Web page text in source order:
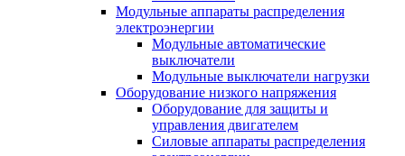
Модульные аппараты распределения
электроэнергии
Модульные автоматические
выключатели
Модульные выключатели нагрузки
Оборудование низкого напряжения
Оборудование для защиты и
управления двигателем
Силовые аппараты распределения